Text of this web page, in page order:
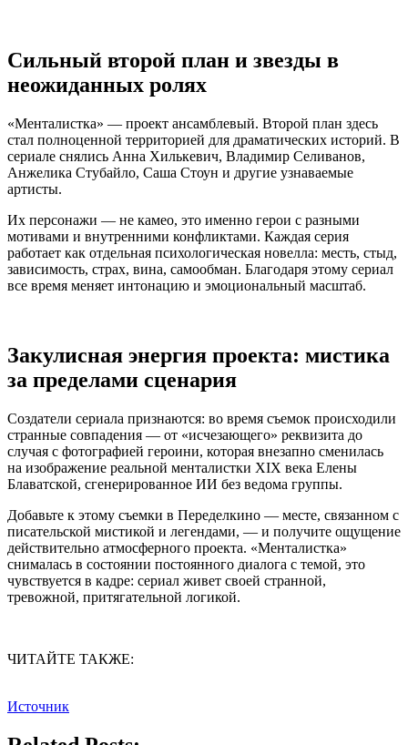
Сильный второй план и звезды в
неожиданных ролях
«Менталистка» — проект ансамблевый. Второй план здесь
стал полноценной территорией для драматических историй. В
сериале снялись Анна Хилькевич, Владимир Селиванов,
Анжелика Стубайло, Саша Стоун и другие узнаваемые
артисты.
Их персонажи — не камео, это именно герои с разными
мотивами и внутренними конфликтами. Каждая серия
работает как отдельная психологическая новелла: месть, стыд,
зависимость, страх, вина, самообман. Благодаря этому сериал
все время меняет интонацию и эмоциональный масштаб.
Закулисная энергия проекта: мистика
за пределами сценария
Создатели сериала признаются: во время съемок происходили
странные совпадения — от «исчезающего» реквизита до
случая с фотографией героини, которая внезапно сменилась
на изображение реальной менталистки XIX века Елены
Блаватской, сгенерированное ИИ без ведома группы.
Добавьте к этому съемки в Переделкино — месте, связанном с
писательской мистикой и легендами, — и получите ощущение
действительно атмосферного проекта. «Менталистка»
снималась в состоянии постоянного диалога с темой, это
чувствуется в кадре: сериал живет своей странной,
тревожной, притягательной логикой.
ЧИТАЙТЕ ТАКЖЕ:
Источник